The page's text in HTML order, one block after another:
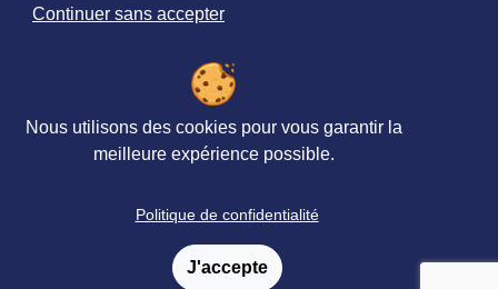
Formations
Paiement
Catalogue & bon de commande
Continuer sans accepter
Nous utilisons des cookies pour vous garantir la
meilleure expérience possible.
Politique de confidentialité
J'accepte